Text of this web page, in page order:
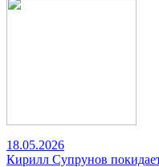
18.05.2026
Кирилл Супрунов